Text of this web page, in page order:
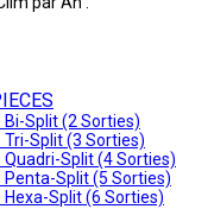
Split (2 Sorties)
Split (3 Sorties)
Split (4 Sorties)
Penta-Split (5 Sorties)
Split (6 Sorties)